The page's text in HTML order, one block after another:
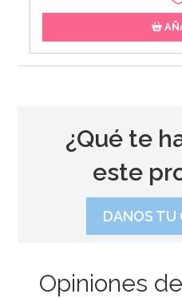
¿Qué te
este
DANOS TU
Opiniones